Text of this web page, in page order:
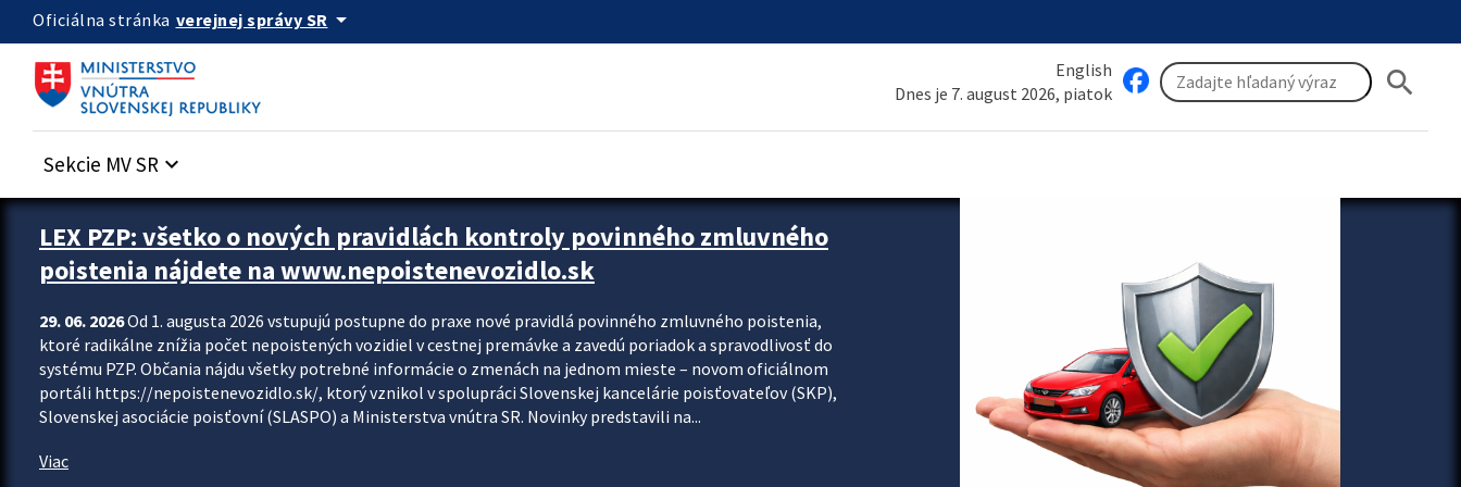
Preskocit na hlavný obsah
Oficiálna stránka verejnej správy SR arrow_drop_down
English
Dnes je 7. august 2026, piatok
search
Sekcie MV SR keyboard_arrow_down
Zastavit automatický posun upútavok
LEX PZP: všetko o nových pravidlách kontroly povinného zmluvného
poistenia nájdete na www.nepoistenevozidlo.sk
29. 06. 2026Od 1. augusta 2026 vstupujú postupne do praxe nové pravidlá povinného zmluvného poistenia,
ktoré radikálne znížia počet nepoistených vozidiel v cestnej premávke a zavedú poriadok a spravodlivosť do
systému PZP. Občania nájdu všetky potrebné informácie o zmenách na jednom mieste – novom oficiálnom
portáli https://nepoistenevozidlo.sk/, ktorý vznikol v spolupráci Slovenskej kancelárie poisťovateľov (SKP),
Slovenskej asociácie poisťovní (SLASPO) a Ministerstva vnútra SR. Novinky predstavili na...
Viac